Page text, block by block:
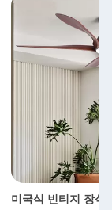
미국식 빈티지 장식